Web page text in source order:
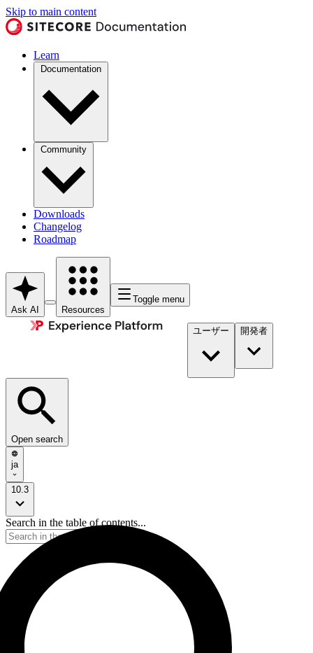
Skip to main content
Learn
Documentation
Community
Downloads
Changelog
Roadmap
Ask AI Resources
Toggle menu
ユーザー 開発者​
Open search
ja
10.3
Search in the table of contents...